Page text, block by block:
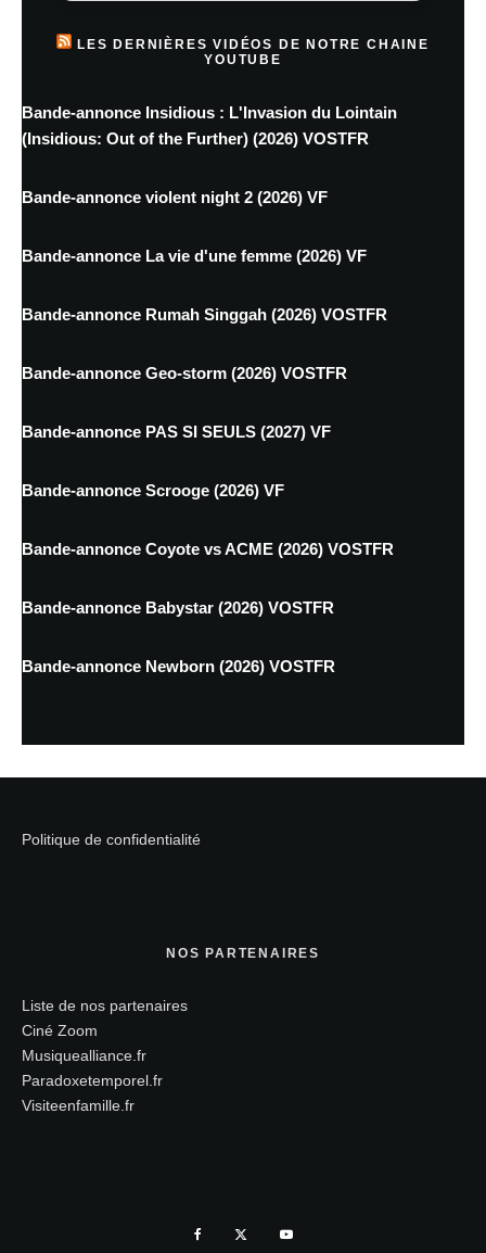
LES DERNIÈRES VIDÉOS DE NOTRE CHAINE
YOUTUBE
Bande-annonce Insidious : L'Invasion du Lointain
(Insidious: Out of the Further) (2026) VOSTFR
Bande-annonce violent night 2 (2026) VF
Bande-annonce La vie d'une femme (2026) VF
Bande-annonce Rumah Singgah (2026) VOSTFR
Bande-annonce Geo-storm (2026) VOSTFR
Bande-annonce PAS SI SEULS (2027) VF
Bande-annonce Scrooge (2026) VF
Bande-annonce Coyote vs ACME (2026) VOSTFR
Bande-annonce Babystar (2026) VOSTFR
Bande-annonce Newborn (2026) VOSTFR
Politique de confidentialité
NOS PARTENAIRES
Liste de nos partenaires
Ciné Zoom
Musiquealliance.fr
Paradoxetemporel.fr
Visiteenfamille.fr